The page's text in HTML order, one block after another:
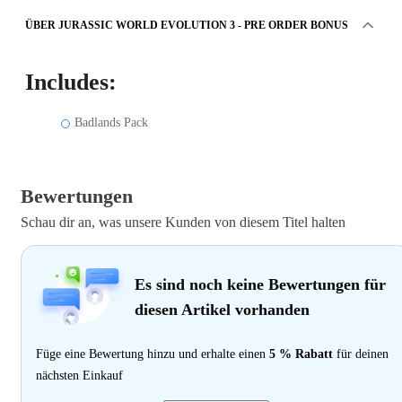
ÜBER JURASSIC WORLD EVOLUTION 3 - PRE ORDER BONUS
Includes:
Badlands Pack
Bewertungen
Schau dir an, was unsere Kunden von diesem Titel halten
Es sind noch keine Bewertungen für
diesen Artikel vorhanden
Füge eine Bewertung hinzu und erhalte einen 5 % Rabatt für deinen
nächsten Einkauf